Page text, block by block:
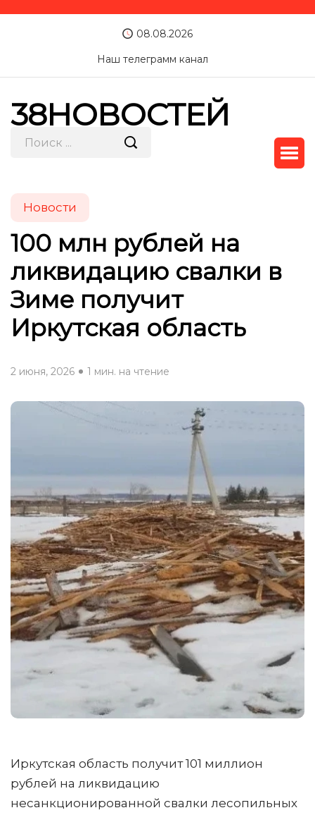
08.08.2026
Наш телеграмм канал
38НОВОСТЕЙ
Новости
100 млн рублей на
ликвидацию свалки в
Зиме получит
Иркутская область
2 июня, 2026 1 мин. на чтение
Иркутская область получит 101 миллион
рублей на ликвидацию
несанкционированной свалки лесопильных